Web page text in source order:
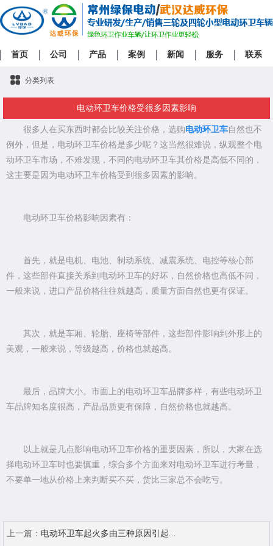
首页 公司 产品 案例 新闻 服务 联系
分类列表
电动环卫车价格受很多因素影响
很多人在买东西时都会比较关注价格，选购电动环卫车自然也不
例外，但是，电动环卫车价格是多少呢？这当然很难说，纵观整个电
动环卫车市场，不难发现，不同的电动环卫车其价格是高低不同的，
这主要是因为电动环卫车价格受到很多因素的影响。
电动环卫车价格影响因素有：
首先，就是电机、电池、制动系统、减震系统、电控等核心部
件，这些部件直接关系到电动环卫车的好坏，自然价格也高低不同，
一般来说，进口产品价格往往就越高，质量方面自然也更有保证。
其次，就是车厢、轮胎、座椅等部件，这些部件影响到外形上的
美观，一般来说，等级越高，价格也就越高。
最后，品牌大小。市面上的电动环卫车品牌多样，有些电动环卫
车品牌知名度很高，产品品质更有保障，自然价格也就越高。
以上就是几点影响电动环卫车价格的重要因素，所以，大家在选
择电动环卫车时也要慎重，综合多个方面来对电动环卫车进行考量，
不要单一地从价格上来判断买不买，货比三家总不会吃亏。
上一篇： 电动环卫车起火多由三种原因引起...